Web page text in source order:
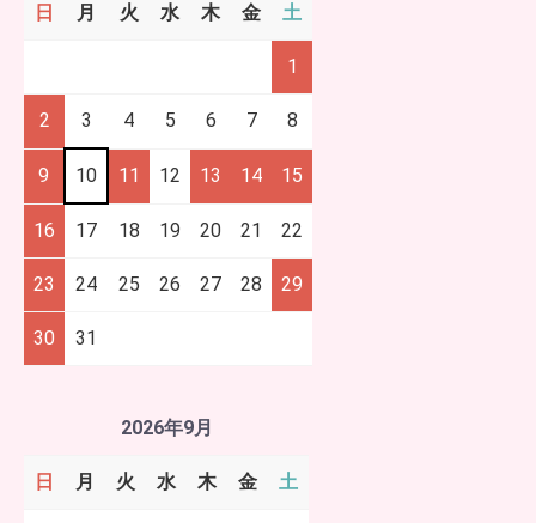
日 月 火 水 木 金 土
1
2 3 4 5 6 7 8
9 10 11 12 13 14 15
16 17 18 19 20 21 22
23 24 25 26 27 28 29
30 31
2026年9月
日 月 火 水 木 金 土